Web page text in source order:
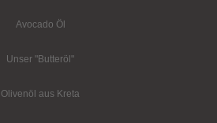
Avocado Öl
Unser "Butteröl"
Olivenöl aus Kreta